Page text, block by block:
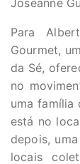
Joseanne
Para
Gourmet,
da Sé,
no
uma família
está no
depois,
locais